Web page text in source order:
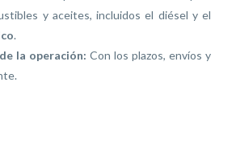
y aceites, incluidos el diésel y el
.
la operación: Con los plazos, envíos y